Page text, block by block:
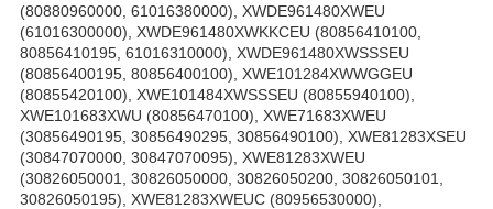
(80880960000, 61016380000), XWDE961480XWEU
(61016300000), XWDE961480XWKKCEU (80856410100,
80856410195, 61016310000), XWDE961480XWSSSEU
(80856400195, 80856400100), XWE101284XWWGGEU
(80855420100), XWE101484XWSSSEU (80855940100),
XWE101683XWU (80856470100), XWE71683XWEU
(30856490195, 30856490295, 30856490100), XWE81283XSEU
(30847070000, 30847070095), XWE81283XWEU
(30826050001, 30826050000, 30826050200, 30826050101,
30826050195), XWE81283XWEUC (80956530000),